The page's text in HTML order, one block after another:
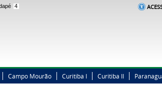
4
Campo Mourão Curitiba I Curitiba II